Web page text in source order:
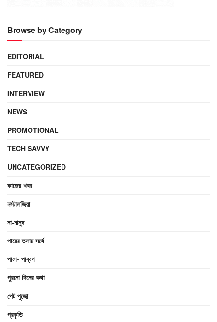
Browse by Category
EDITORIAL
FEATURED
INTERVIEW
NEWS
PROMOTIONAL
TECH SAVVY
UNCATEGORIZED
কাজের খবর
নস্টালজিয়া
না-মানুষ
পায়ের তলায় সর্ষে
পালা- পাব্বণ
পুরনো দিনের কথা
পেট পুজো
প্রকৃতি